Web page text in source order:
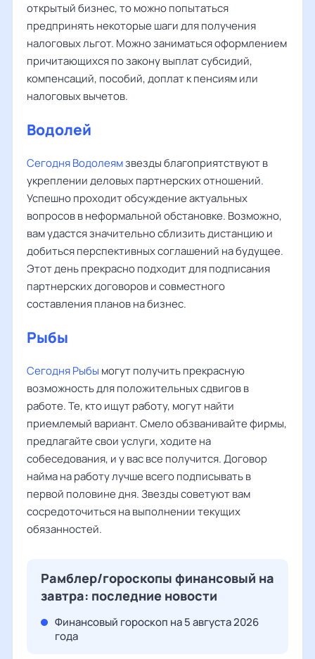
открытый бизнес, то можно попытаться
предпринять некоторые шаги для получения
налоговых льгот. Можно заниматься оформлением
причитающихся по закону выплат субсидий,
компенсаций, пособий, доплат к пенсиям или
налоговых вычетов.
Водолей
Сегодня Водолеямзвезды благоприятствуют в
укреплении деловых партнерских отношений.
Успешно проходит обсуждение актуальных
вопросов в неформальной обстановке. Возможно,
вам удастся значительно сблизить дистанцию и
добиться перспективных соглашений на будущее.
Этот день прекрасно подходит для подписания
партнерских договоров и совместного
составления планов на бизнес.
Рыбы
Сегодня Рыбы могут получить прекрасную
возможность для положительных сдвигов в
работе. Те, кто ищут работу, могут найти
приемлемый вариант. Смело обзванивайте фирмы,
предлагайте свои услуги, ходите на
собеседования, и у вас все получится. Договор
найма на работу лучше всего подписывать в
первой половине дня. Звезды советуют вам
сосредоточиться на выполнении текущих
обязанностей.
Рамблер/гороскопы финансовый на
завтра: последние новости
Финансовый гороскоп на 5 августа 2026
года